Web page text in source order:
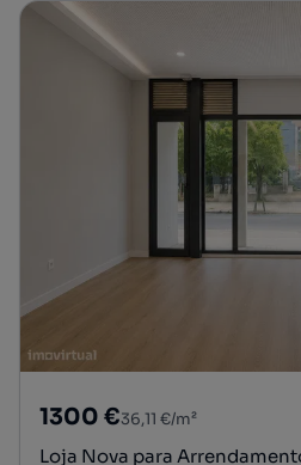
1300 €36,11 €/m²
Loja Nova para